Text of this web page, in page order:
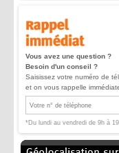
Vous avez une question ?
Besoin d'un conseil ?
Saisissez votre numéro de
et on vous rappelle
*Du lundi au vendredi de 9h à